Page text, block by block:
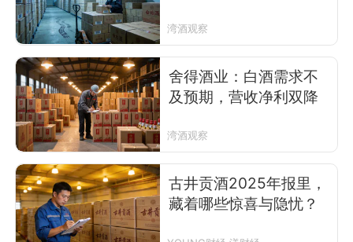
湾酒观察
舍得酒业：白酒需求不
及预期，营收净利双降
湾酒观察
古井贡酒2025年报里，
藏着哪些惊喜与隐忧？